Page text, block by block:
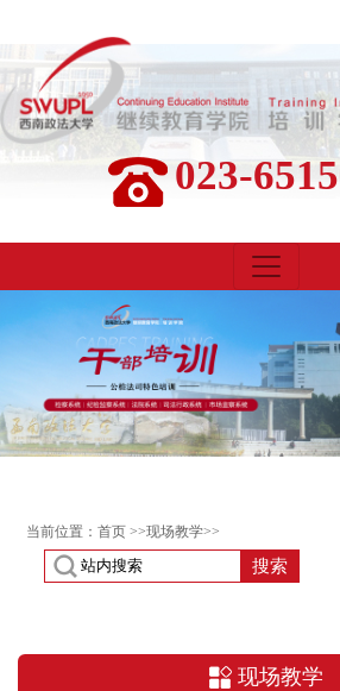
023-
当前位置： 首页 >>现场教学>>
搜索
现场教学